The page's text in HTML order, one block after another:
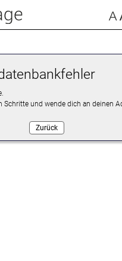
Schritte und wende dich an deinen
Zurück